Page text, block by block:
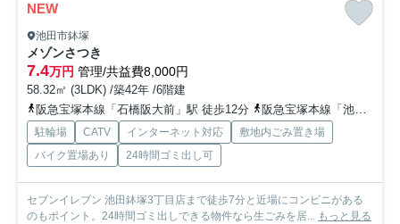
NEW
池田市鉢塚
メゾンさつき
7.4万円 管理/共益費8,000円
58.32㎡ (3LDK) /築42年 /6階建
阪急宝塚本線「石橋阪大前」駅 徒歩12分
阪急宝塚本線「池田」駅 徒歩20分
駐輪場 CATV インターネット対応
敷地内ごみ置き場
バイク置場あり
24時間ゴミ出し可
セブンイレブン 池田鉢塚3丁目店まで徒歩7分と近場にコンビニがある
のもポイント。24時間ゴミ出しできる物件なら生ごみを居... もっと見る